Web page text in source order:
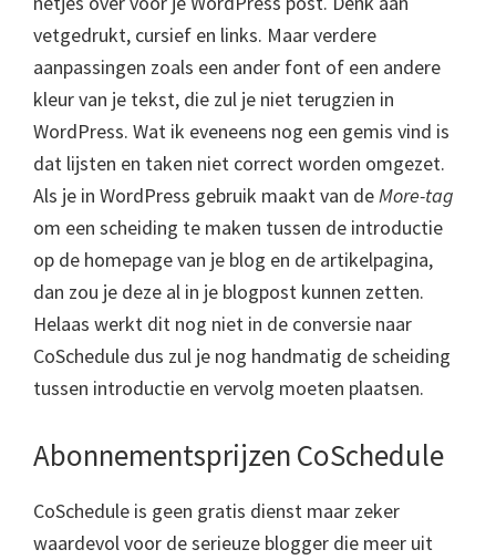
vetgedrukt, cursief en links. Maar verdere
aanpassingen zoals een ander font of een andere
kleur van je tekst, die zul je niet terugzien in
WordPress. Wat ik eveneens nog een gemis vind is
dat lijsten en taken niet correct worden omgezet.
Als je in WordPress gebruik maakt van deMore-tag
om een scheiding te maken tussen de introductie
op de homepage van je blog en de artikelpagina,
dan zou je deze al in je blogpost kunnen zetten.
Helaas werkt dit nog niet in de conversie naar
CoSchedule dus zul je nog handmatig de scheiding
tussen introductie en vervolg moeten plaatsen.
Abonnementsprijzen CoSchedule
CoSchedule is geen gratis dienst maar zeker
waardevol voor de serieuze blogger die meer uit